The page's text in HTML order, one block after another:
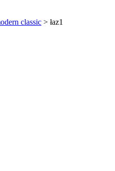
classic > łaz1